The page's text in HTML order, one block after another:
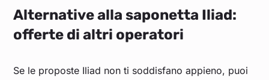
Alternative alla saponetta Iliad:
offerte di altri operatori
Se le proposte Iliad non ti soddisfano appieno, puoi